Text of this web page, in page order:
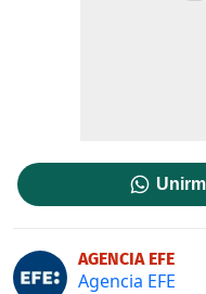
AGENCIA EFE
Agencia EFE